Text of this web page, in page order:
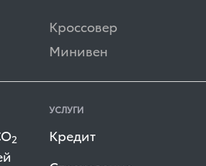
Кроссовер
Минивен
2
УСЛУГИ
Кредит